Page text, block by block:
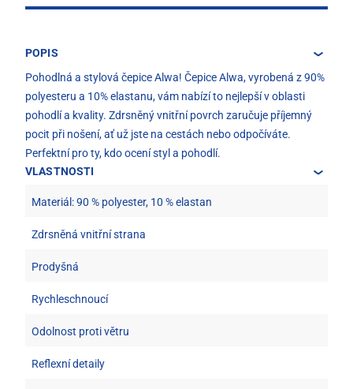
POPIS
Pohodlná a stylová čepice Alwa! Čepice Alwa, vyrobená z 90%
polyesteru a 10% elastanu, vám nabízí to nejlepší v oblasti
pohodlí a kvality. Zdrsněný vnitřní povrch zaručuje příjemný
pocit při nošení, ať už jste na cestách nebo odpočíváte.
Perfektní pro ty, kdo ocení styl a pohodlí.
VLASTNOSTI
Materiál: 90 % polyester, 10 % elastan
Zdrsněná vnitřní strana
Prodyšná
Rychleschnoucí
Odolnost proti větru
Reflexní detaily